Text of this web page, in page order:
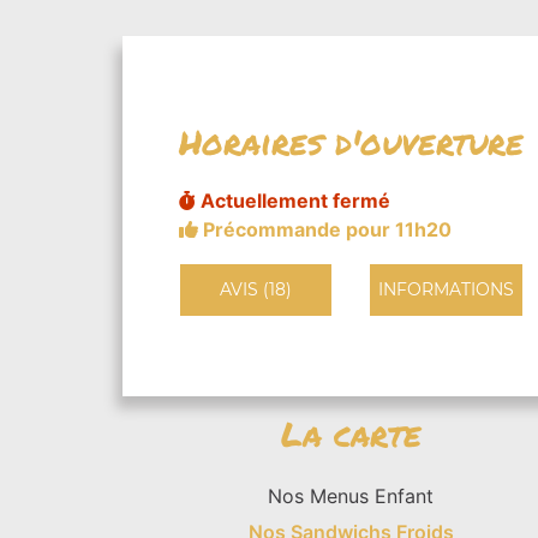
Horaires d'ouverture
Actuellement fermé
Précommande pour 11h20
AVIS (18) INFORMATIONS
La carte
Nos Menus Enfant
Nos Sandwichs Froids